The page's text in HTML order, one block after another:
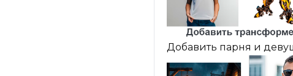
Добавить парня и